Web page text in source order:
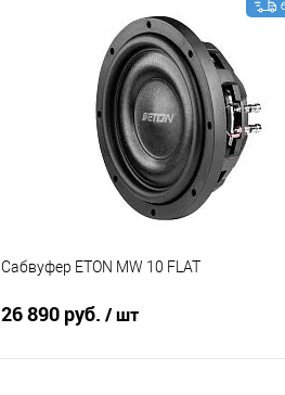
В корзину
В избранное
Сабвуфер ETON MW 10 FLAT
26 890 руб. / шт